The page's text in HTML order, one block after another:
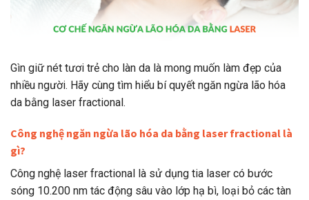
Gìn giữ nét tươi trẻ cho làn da là mong muốn làm đẹp của
nhiều người. Hãy cùng tìm hiểu bí quyết ngăn ngừa lão hóa
da bằng laser fractional.
Công nghệ ngăn ngừa lão hóa da bằng laser fractional là
gì?
Công nghệ laser fractional là sử dụng tia laser có bước
sóng 10.200 nm tác động sâu vào lớp hạ bì, loại bỏ các tàn